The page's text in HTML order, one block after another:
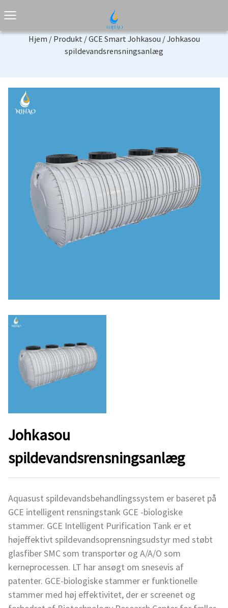
Hjem / Produkt /GCE Smart Johkasou /Johkasou
spildevandsrensningsanlæg
Johkasou
spildevandsrensningsanlæg
Aquasust spildevandsbehandlingssystem er baseret på
GCE intelligent rensningstank GCE -biologiske
stammer. GCE Intelligent Purification Tank er et
højeffektivt spildevandsoprensningsudstyr med støbt
glasfiber SMC som transportør og A/A/O som
kerneprocessen. LT har ansøgt om snesevis af
patenter. GCE-biologiske stammer er funktionelle
stammer med høj effektivitet, der er screenet og